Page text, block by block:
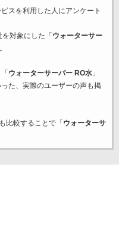
スを利用した 人にアンケート
を対象にした「 ウォーターサー
ウォーターサーバー RO水」
た、実際のユーザーの声も掲
比較することで「 ウォーターサ